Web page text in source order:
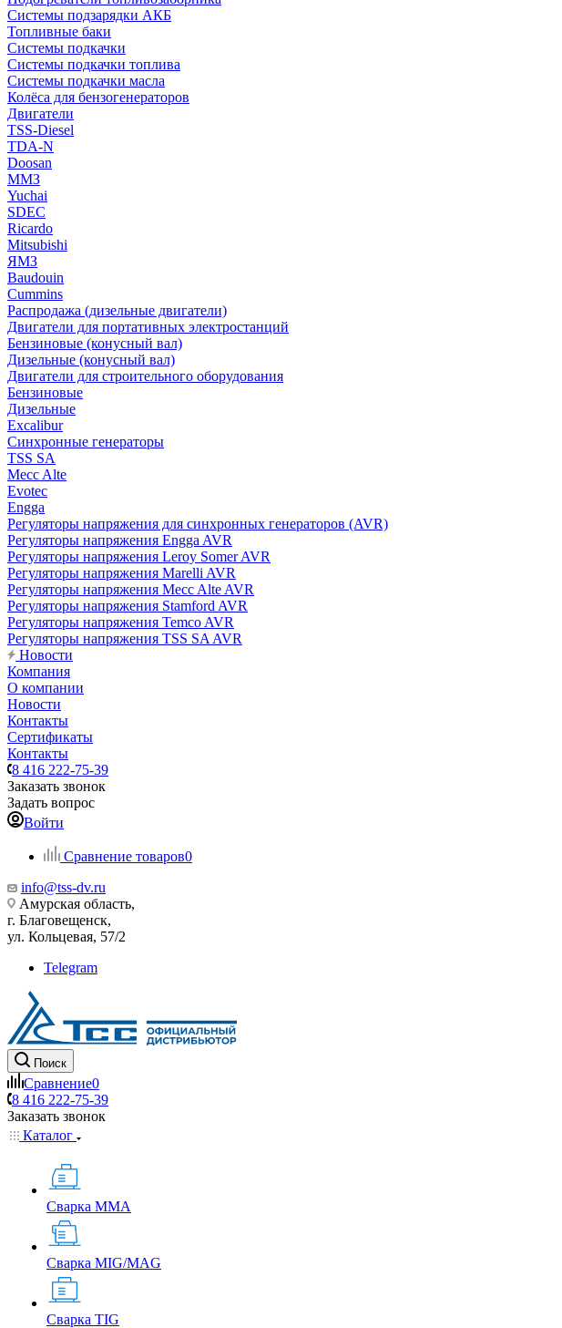
Системы подзарядки АКБ
Топливные баки
Системы подкачки
Системы подкачки топлива
Системы подкачки масла
Колёса для бензогенераторов
Двигатели
TSS-Diesel
TDA-N
Doosan
ММЗ
Yuchai
SDEC
Ricardo
Mitsubishi
ЯМЗ
Baudouin
Cummins
Распродажа (дизельные двигатели)
Двигатели для портативных электростанций
Бензиновые (конусный вал)
Дизельные (конусный вал)
Двигатели для строительного оборудования
Бензиновые
Дизельные
Excalibur
Синхронные генераторы
TSS SA
Mecc Alte
Evotec
Engga
Регуляторы напряжения для синхронных генераторов (AVR)
Регуляторы напряжения Engga AVR
Регуляторы напряжения Leroy Somer AVR
Регуляторы напряжения Marelli AVR
Регуляторы напряжения Mecc Alte AVR
Регуляторы напряжения Stamford AVR
Регуляторы напряжения Temco AVR
Регуляторы напряжения TSS SA AVR
Новости
Компания
О компании
Новости
Контакты
Сертификаты
Контакты
8 416 222-75-39
Заказать звонок
Задать вопрос
Войти
Сравнение товаров0
info@tss-dv.ru
Амурская область,
г. Благовещенск,
ул. Кольцевая, 57/2
Telegram
Поиск
Сравнение0
8 416 222-75-39
Заказать звонок
Каталог
Сварка MMA
Сварка MIG/MAG
Сварка TIG